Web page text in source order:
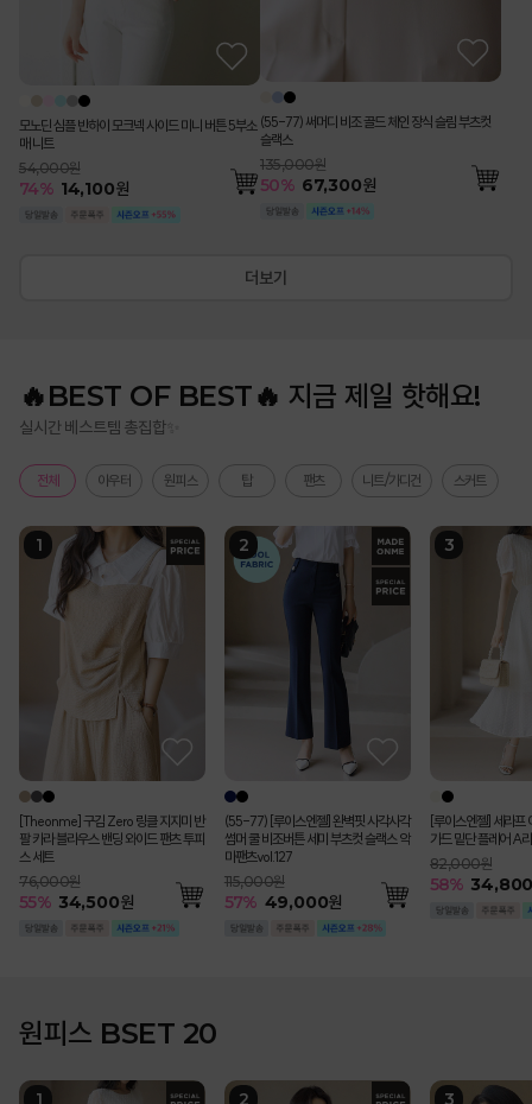
모노딘 심플 반하이 모크넥 사이드 미니 버튼 5부소
매 니트
54,000원
74% 14,100원
(55-77) 써머디 비조 골드 체인 장식 슬림 부츠컷
슬랙스
135,000원
50% 67,300원
더보기
🔥BEST OF BEST🔥 지금 제일 핫해요!
실시간 베스트템 총집합✨
전체 아우터 원피스 탑 팬츠 니트/가디건 스커트
[Theonme] 구김 Zero 링클 지지미 반
팔 카라 블라우스 밴딩 와이드 팬츠 투피
스 세트
76,000원
55% 34,500원
(55-77) [루이스엔젤] 완벽핏 사각사각
썸머 쿨 비조버튼 세미 부츠컷 슬랙스 악
마팬츠vol.127
115,000원
57% 49,000원
[루이스엔젤] 세라프
가드 밑단 플레어 A
82,000원
58%
원피스 BSET 20